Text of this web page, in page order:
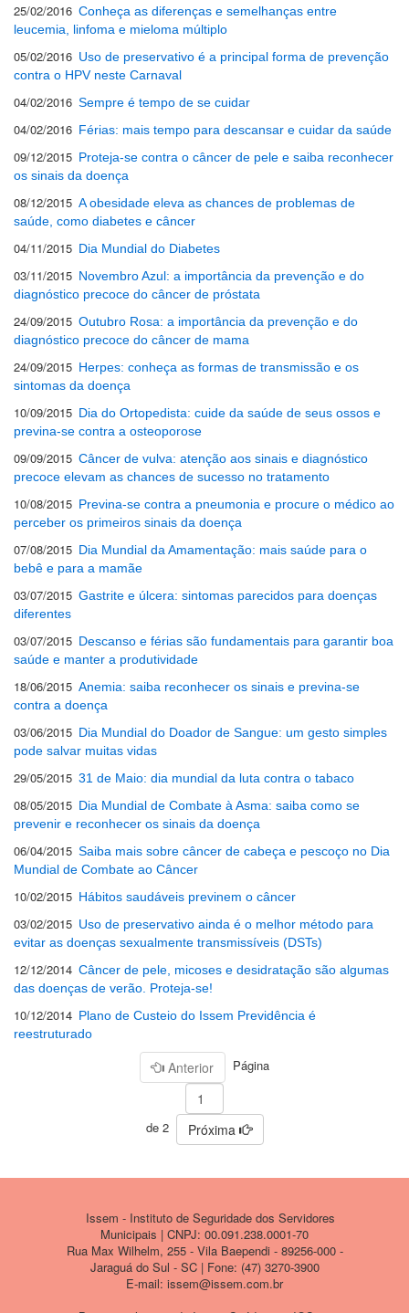
25/02/2016 Conheça as diferenças e semelhanças entre
leucemia, linfoma e mieloma múltiplo
05/02/2016 Uso de preservativo é a principal forma de prevenção
contra o HPV neste Carnaval
04/02/2016 Sempre é tempo de se cuidar
04/02/2016 Férias: mais tempo para descansar e cuidar da saúde
09/12/2015 Proteja-se contra o câncer de pele e saiba reconhecer
os sinais da doença
08/12/2015 A obesidade eleva as chances de problemas de
saúde, como diabetes e câncer
04/11/2015 Dia Mundial do Diabetes
03/11/2015 Novembro Azul: a importância da prevenção e do
diagnóstico precoce do câncer de próstata
24/09/2015 Outubro Rosa: a importância da prevenção e do
diagnóstico precoce do câncer de mama
24/09/2015 Herpes: conheça as formas de transmissão e os
sintomas da doença
10/09/2015 Dia do Ortopedista: cuide da saúde de seus ossos e
previna-se contra a osteoporose
09/09/2015 Câncer de vulva: atenção aos sinais e diagnóstico
precoce elevam as chances de sucesso no tratamento
10/08/2015 Previna-se contra a pneumonia e procure o médico ao
perceber os primeiros sinais da doença
07/08/2015 Dia Mundial da Amamentação: mais saúde para o
bebê e para a mamãe
03/07/2015 Gastrite e úlcera: sintomas parecidos para doenças
diferentes
03/07/2015 Descanso e férias são fundamentais para garantir boa
saúde e manter a produtividade
18/06/2015 Anemia: saiba reconhecer os sinais e previna-se
contra a doença
03/06/2015 Dia Mundial do Doador de Sangue: um gesto simples
pode salvar muitas vidas
29/05/2015 31 de Maio: dia mundial da luta contra o tabaco
08/05/2015 Dia Mundial de Combate à Asma: saiba como se
prevenir e reconhecer os sinais da doença
06/04/2015 Saiba mais sobre câncer de cabeça e pescoço no Dia
Mundial de Combate ao Câncer
10/02/2015 Hábitos saudáveis previnem o câncer
03/02/2015 Uso de preservativo ainda é o melhor método para
evitar as doenças sexualmente transmissíveis (DSTs)
12/12/2014 Câncer de pele, micoses e desidratação são algumas
das doenças de verão. Proteja-se!
10/12/2014 Plano de Custeio do Issem Previdência é
reestruturado
Anterior Página
de 2 Próxima
Issem - Instituto de Seguridade dos Servidores
Municipais | CNPJ: 00.091.238.0001-70
Rua Max Wilhelm, 255 - Vila Baependi - 89256-000 -
Jaraguá do Sul - SC | Fone: (47) 3270-3900
E-mail: issem@issem.com.br